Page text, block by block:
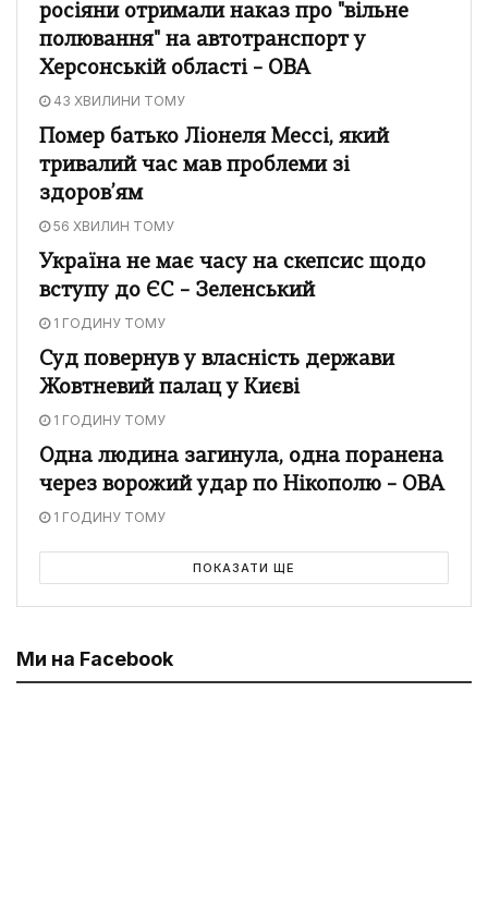
росіяни отримали наказ про "вільне
полювання" на автотранспорт у
Херсонській області – ОВА
43 ХВИЛИНИ ТОМУ
Помер батько Ліонеля Мессі, який
тривалий час мав проблеми зі
здоров’ям
56 ХВИЛИН ТОМУ
Україна не має часу на скепсис щодо
вступу до ЄС – Зеленський
1 ГОДИНУ ТОМУ
Суд повернув у власність держави
Жовтневий палац у Києві
1 ГОДИНУ ТОМУ
Одна людина загинула, одна поранена
через ворожий удар по Нікополю – ОВА
1 ГОДИНУ ТОМУ
ПОКАЗАТИ ЩЕ
Ми на Facebook